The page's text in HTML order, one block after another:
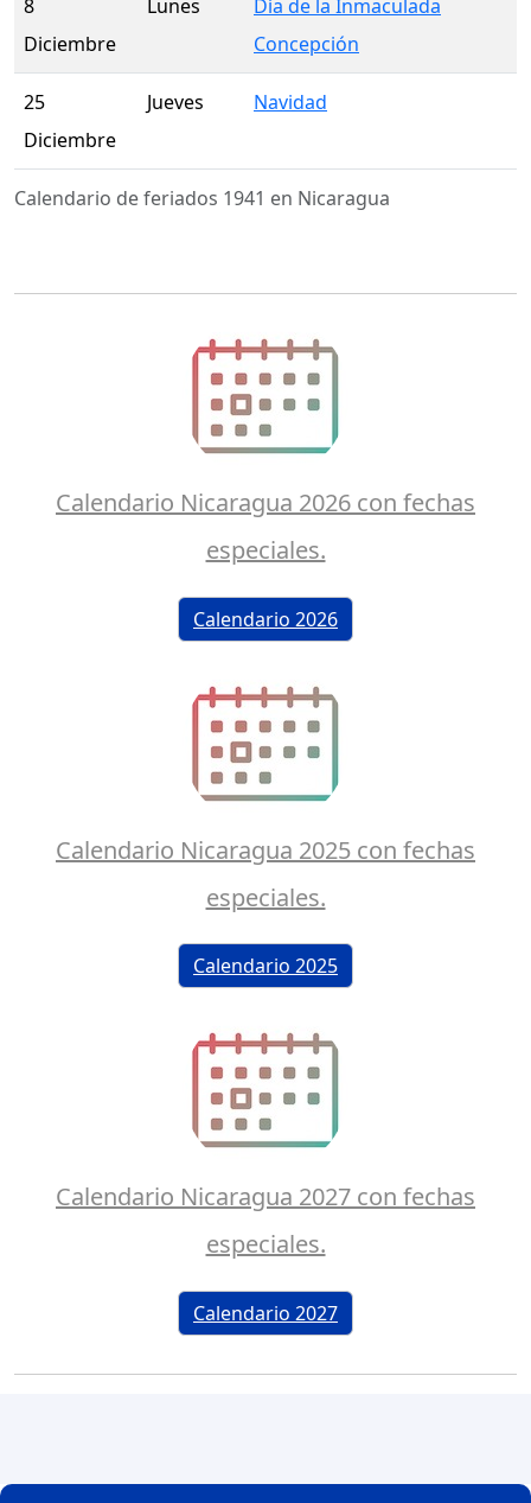
Calendario de feriados 1941 en Nicaragua
8
Diciembre
Lunes
Día de la Inmaculada
Concepción
25
Diciembre
Jueves Navidad
Calendario Nicaragua 2026 con fechas
especiales.
Calendario 2026
Calendario Nicaragua 2025 con fechas
especiales.
Calendario 2025
Calendario Nicaragua 2027 con fechas
especiales.
Calendario 2027